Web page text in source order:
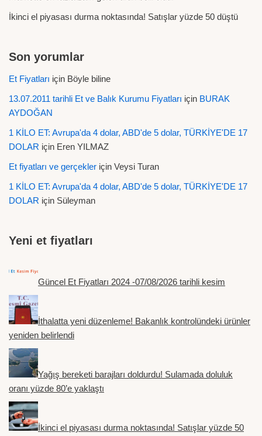
İkinci el piyasası durma noktasında! Satışlar yüzde 50 düştü
Son yorumlar
Et Fiyatları için Böyle biline
13.07.2011 tarihli Et ve Balık Kurumu Fiyatları için BURAK
AYDOĞAN
1 KİLO ET: Avrupa'da 4 dolar, ABD'de 5 dolar, TÜRKİYE'DE 17
DOLAR için Eren YILMAZ
Et fiyatları ve gerçekler için Veysi Turan
1 KİLO ET: Avrupa'da 4 dolar, ABD'de 5 dolar, TÜRKİYE'DE 17
DOLAR için Süleyman
Yeni et fiyatları
Güncel Et Fiyatları 2024 -07/08/2026 tarihli kesim
İthalatta yeni düzenleme! Bakanlık kontrolündeki ürünler
yeniden belirlendi
Yağış bereketi barajları doldurdu! Sulamada doluluk
oranı yüzde 80’e yaklaştı
İkinci el piyasası durma noktasında! Satışlar yüzde 50